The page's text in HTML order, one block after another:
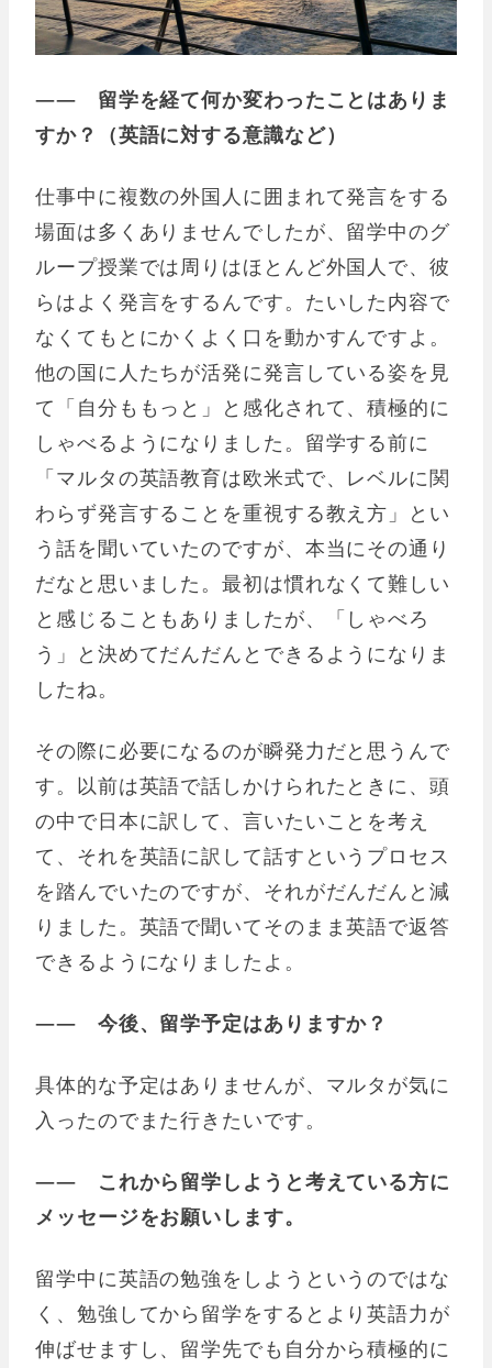
―― 留学を経て何か変わったことはありま
すか？（英語に対する意識など）
仕事中に複数の外国人に囲まれて発言をする
場面は多くありませんでしたが、留学中のグ
ループ授業では周りはほとんど外国人で、彼
らはよく発言をするんです。たいした内容で
なくてもとにかくよく口を動かすんですよ。
他の国に人たちが活発に発言している姿を見
て「自分ももっと」と感化されて、積極的に
しゃべるようになりました。留学する前に
「マルタの英語教育は欧米式で、レベルに関
わらず発言することを重視する教え方」とい
う話を聞いていたのですが、本当にその通り
だなと思いました。最初は慣れなくて難しい
と感じることもありましたが、「しゃべろ
う」と決めてだんだんとできるようになりま
したね。
その際に必要になるのが瞬発力だと思うんで
す。以前は英語で話しかけられたときに、頭
の中で日本に訳して、言いたいことを考え
て、それを英語に訳して話すというプロセス
を踏んでいたのですが、それがだんだんと減
りました。英語で聞いてそのまま英語で返答
できるようになりましたよ。
―― 今後、留学予定はありますか？
具体的な予定はありませんが、マルタが気に
入ったのでまた行きたいです。
―― これから留学しようと考えている方に
メッセージをお願いします。
留学中に英語の勉強をしようというのではな
く、勉強してから留学をするとより英語力が
伸ばせますし、留学先でも自分から積極的に